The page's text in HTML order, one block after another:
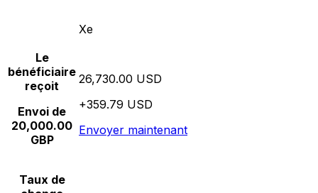
Xe
Le
bénéficiaire
reçoit
Envoi de
20,000.00
GBP
26,730.00 USD
+359.79 USD
Envoyer maintenant
Taux de